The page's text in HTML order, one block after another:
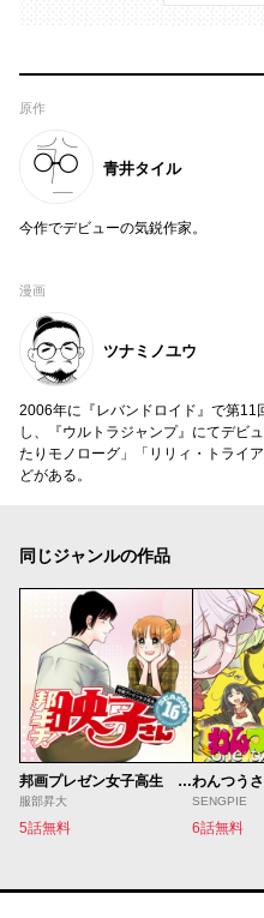
原作
青井タイル
今作でデビューの気鋭作家。
漫画
ツナミノユウ
2006年に『レバンドロイド』で第
し、『ウルトラジャンプ』にてデビ
たりモノローグ」「リリィ・トライ
どがある。
同じジャンルの作品
邦画プレゼン女子高生 邦キチ！ 映子さん
服部昇大
5話無料
わんつうさ
SENGPIE
6話無料